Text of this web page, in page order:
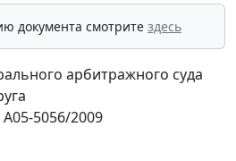
документа смотрите здесь
арбитражного суда
А05-5056/2009